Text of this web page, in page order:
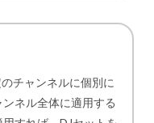
チャンネルに個別に
ネル全体に適用する